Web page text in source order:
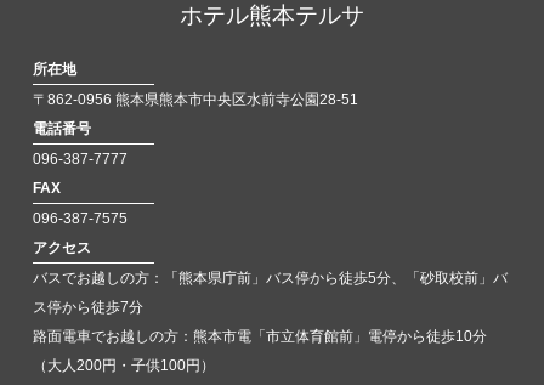
ホテル熊本テルサ
所在地
〒862-0956 熊本県熊本市中央区水前寺公園28-51
電話番号
096-387-7777
FAX
096-387-7575
アクセス
バスでお越しの方：「熊本県庁前」バス停から徒歩5分、「砂取校前」バ
ス停から徒歩7分
路面電車でお越しの方：熊本市電「市立体育館前」電停から徒歩10分
（大人200円・子供100円）